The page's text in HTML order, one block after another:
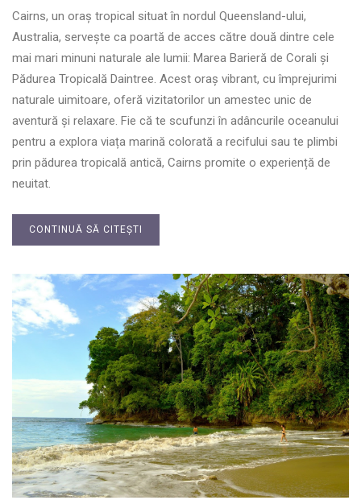
Cairns, un oraș tropical situat în nordul Queensland-ului,
Australia, servește ca poartă de acces către două dintre cele
mai mari minuni naturale ale lumii: Marea Barieră de Corali și
Pădurea Tropicală Daintree. Acest oraș vibrant, cu împrejurimi
naturale uimitoare, oferă vizitatorilor un amestec unic de
aventură și relaxare. Fie că te scufunzi în adâncurile oceanului
pentru a explora viața marină colorată a recifului sau te plimbi
prin pădurea tropicală antică, Cairns promite o experiență de
neuitat.
CONTINUĂ SĂ CITEȘTI